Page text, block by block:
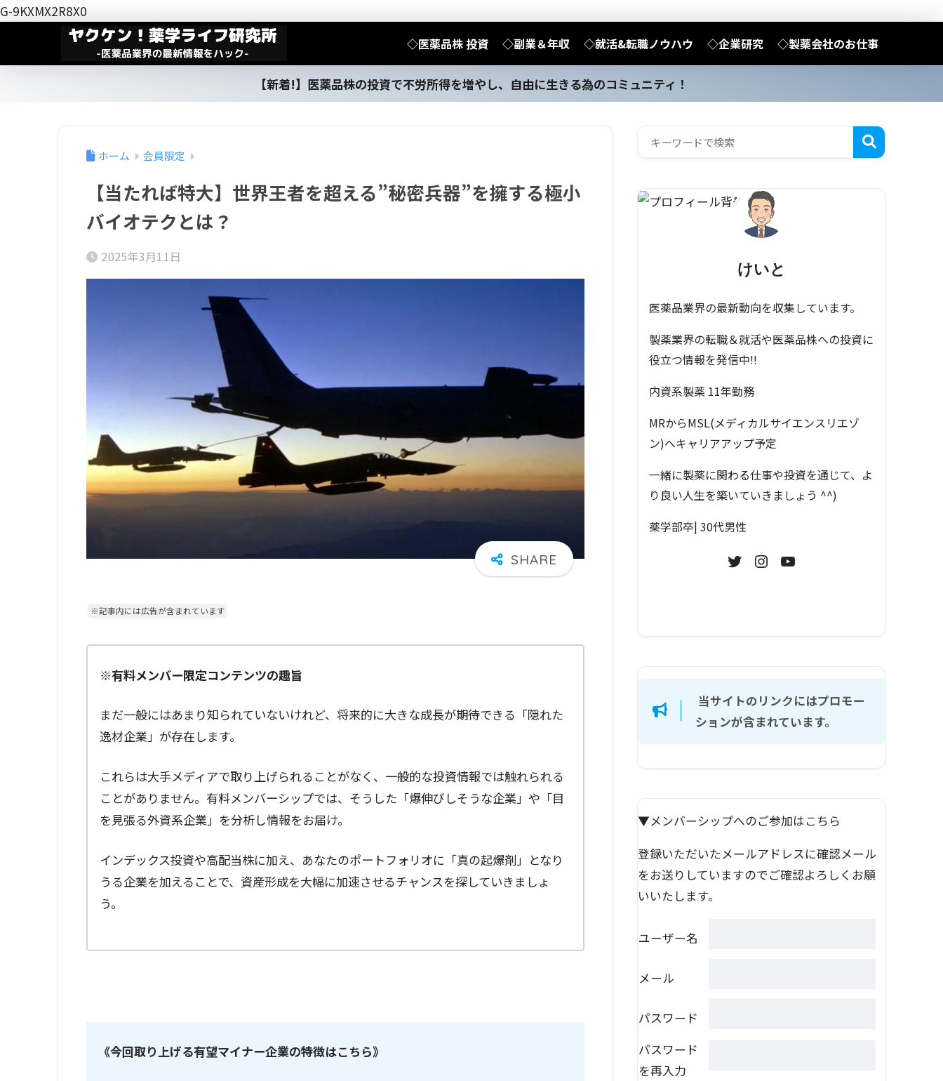
G-9KXMX2R8X0
◇医薬品株 投資 ◇副業＆年収 ◇就活&転職ノウハウ ◇企業研究 ◇製薬会社のお仕事
【新着!】医薬品株の投資で不労所得を増やし、自由に生きる為のコミュニティ！
ホーム 会員限定
【当たれば特大】世界王者を超える”秘密兵器”を擁する極小
バイオテクとは？
2025年3月11日
※記事内には広告が含まれています
※有料メンバー限定コンテンツの趣旨
まだ一般にはあまり知られていないけれど、将来的に大きな成長が期待できる「隠れた
逸材企業」が存在します。
これらは大手メディアで取り上げられることがなく、一般的な投資情報では触れられる
ことがありません。有料メンバーシップでは、そうした「爆伸びしそうな企業」や「目
を見張る外資系企業」を分析し情報をお届け。
インデックス投資や高配当株に加え、あなたのポートフォリオに「真の起爆剤」となり
うる企業を加えることで、資産形成を大幅に加速させるチャンスを探していきましょ
う。
《今回取り上げる有望マイナー企業の特徴はこちら》
けいと
医薬品業界の最新動向を収集しています。
製薬業界の転職＆就活や医薬品株への投資に
役立つ情報を発信中!!
内資系製薬 11年勤務
MRからMSL(メディカルサイエンスリエゾ
ン)へキャリアアップ予定
一緒に製薬に関わる仕事や投資を通じて、よ
り良い人生を築いていきましょう ^^)
薬学部卒| 30代男性
当サイトのリンクにはプロモー
ションが含まれています。
▼メンバーシップへのご参加はこちら
登録いただいたメールアドレスに確認メール
をお送りしていますのでご確認よろしくお願
いいたします。
ユーザー名
メール
パスワード
パスワード
を再入力